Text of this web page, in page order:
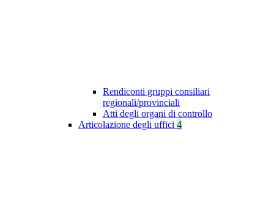
Rendiconti gruppi consiliari
regionali/provinciali
Atti degli organi di controllo
Articolazione degli uffici 4